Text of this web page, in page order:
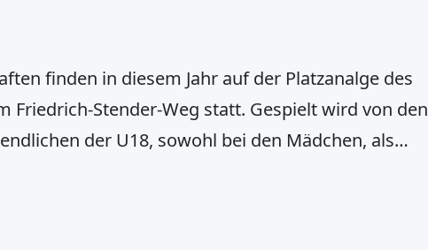
finden in diesem Jahr auf der Platzanalge des
Friedrich-Stender-Weg statt. Gespielt wird von den
der U18, sowohl bei den Mädchen, als
30.08.2015 ab 09.30 Uhr Samstag, 05.09.2015